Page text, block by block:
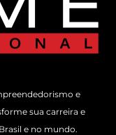
e
sua carreira e
e no mundo.